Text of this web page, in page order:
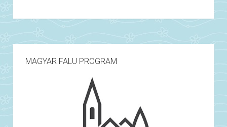
MAGYAR FALU PROGRAM